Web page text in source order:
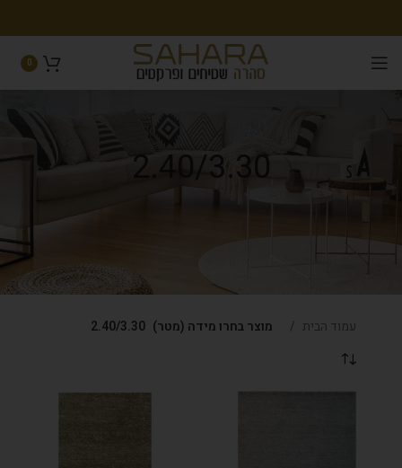
0
2.40/3.30
עמוד הבית מוצר בחרו מידה (מטר) 2.40/3.30